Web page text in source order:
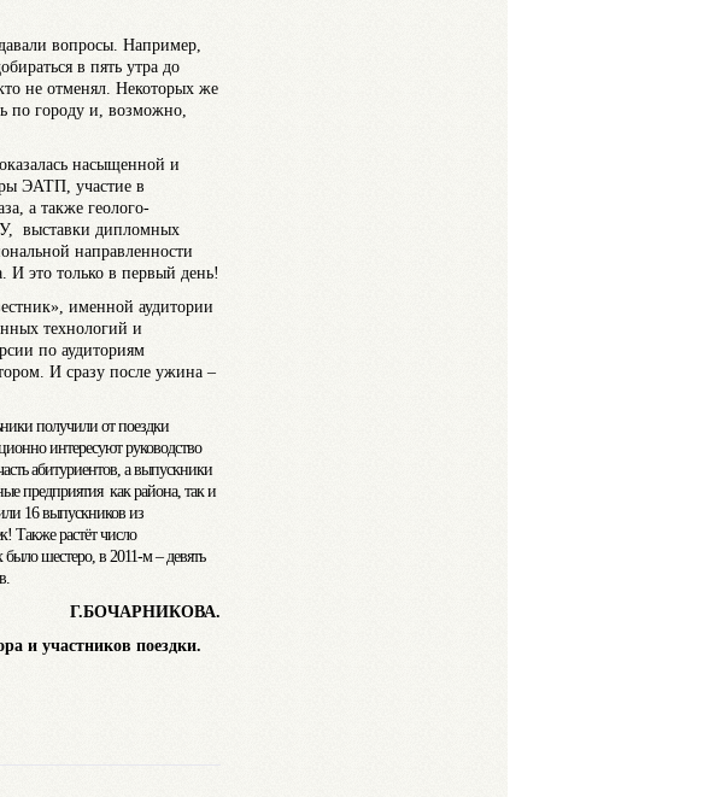
вопросы. Например,
в пять утра до
не отменял. Некоторых же
по городу и, возможно,
насыщенной и
ЭАТП, участие в
а также геолого-
выставки дипломных
направленности
И это только в первый день!
именной аудитории
технологий и
по аудиториям
И сразу после ужина –
получили от поездки
интересуют руководство
абитуриентов, а выпускники
предприятия как района, так и
16 выпускников из
Также растёт число
шестеро, в 2011-м – девять
Г.БОЧАРНИКОВА.
и участников поездки.